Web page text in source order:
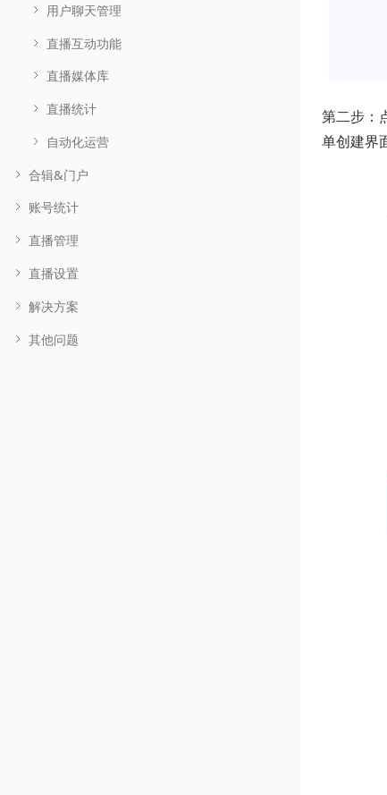
用户聊天管理
直播互动功能
直播媒体库
直播统计
自动化运营
合辑&门户
账号统计
直播管理
直播设置
解决方案
其他问题
第二步：
单创建界